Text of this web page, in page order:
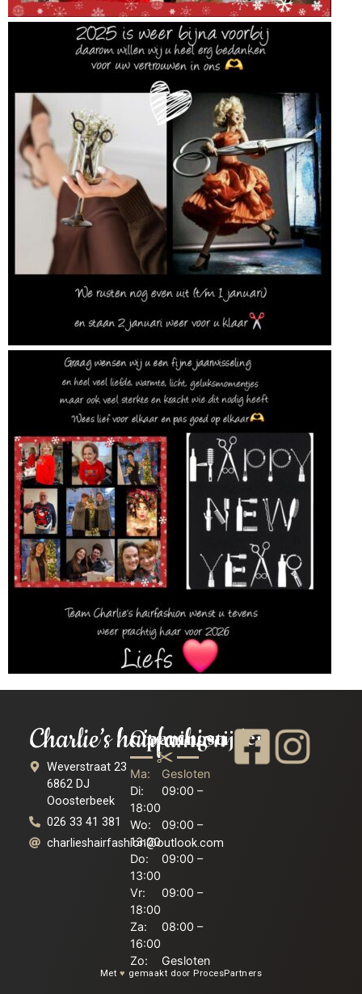
Weverstraat 23
6862 DJ
Ooosterbeek
026 33 41 381
charlieshairfashion@outlook.com
Openingstijden
Ma:
Gesloten
Di:
09:00 –
18:00
Wo:
09:00 –
13:00
Do:
09:00 –
13:00
Vr:
09:00 –
18:00
Za:
08:00 –
16:00
Zo:
Gesloten
Met ♥ gemaakt door ProcesPartners